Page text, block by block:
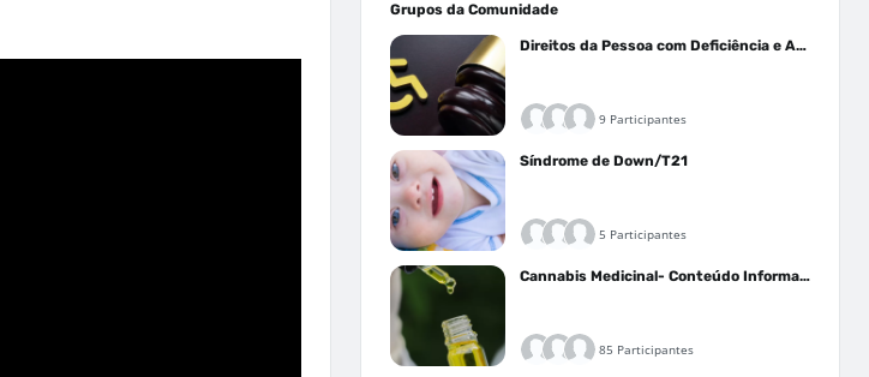
Grupos da Comunidade
Direitos da Pessoa com Deficiência e Autistas
9 Participantes
Síndrome de Down/T21
5 Participantes
Cannabis Medicinal- Conteúdo Informativo
85 Participantes